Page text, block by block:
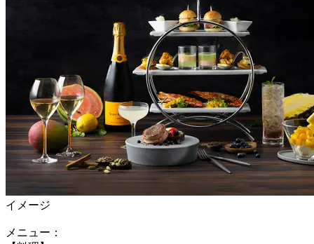
イメージ
メニュー：